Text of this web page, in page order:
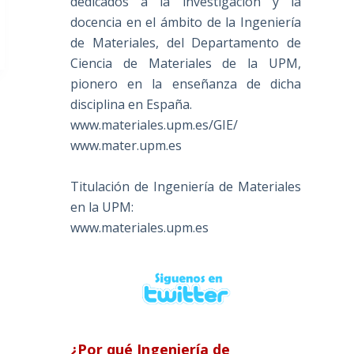
docencia en el ámbito de la Ingeniería
de Materiales, del Departamento de
Ciencia de Materiales de la UPM,
pionero en la enseñanza de dicha
disciplina en España.
www.materiales.upm.es/GIE/
www.mater.upm.es
Titulación de Ingeniería de Materiales
en la UPM:
www.materiales.upm.es
¿Por qué Ingeniería de